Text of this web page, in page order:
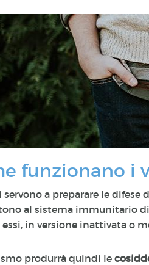
funzionano i
servono a preparare le
al sistema immunitario
in versione inattivata o
produrrà quindi le